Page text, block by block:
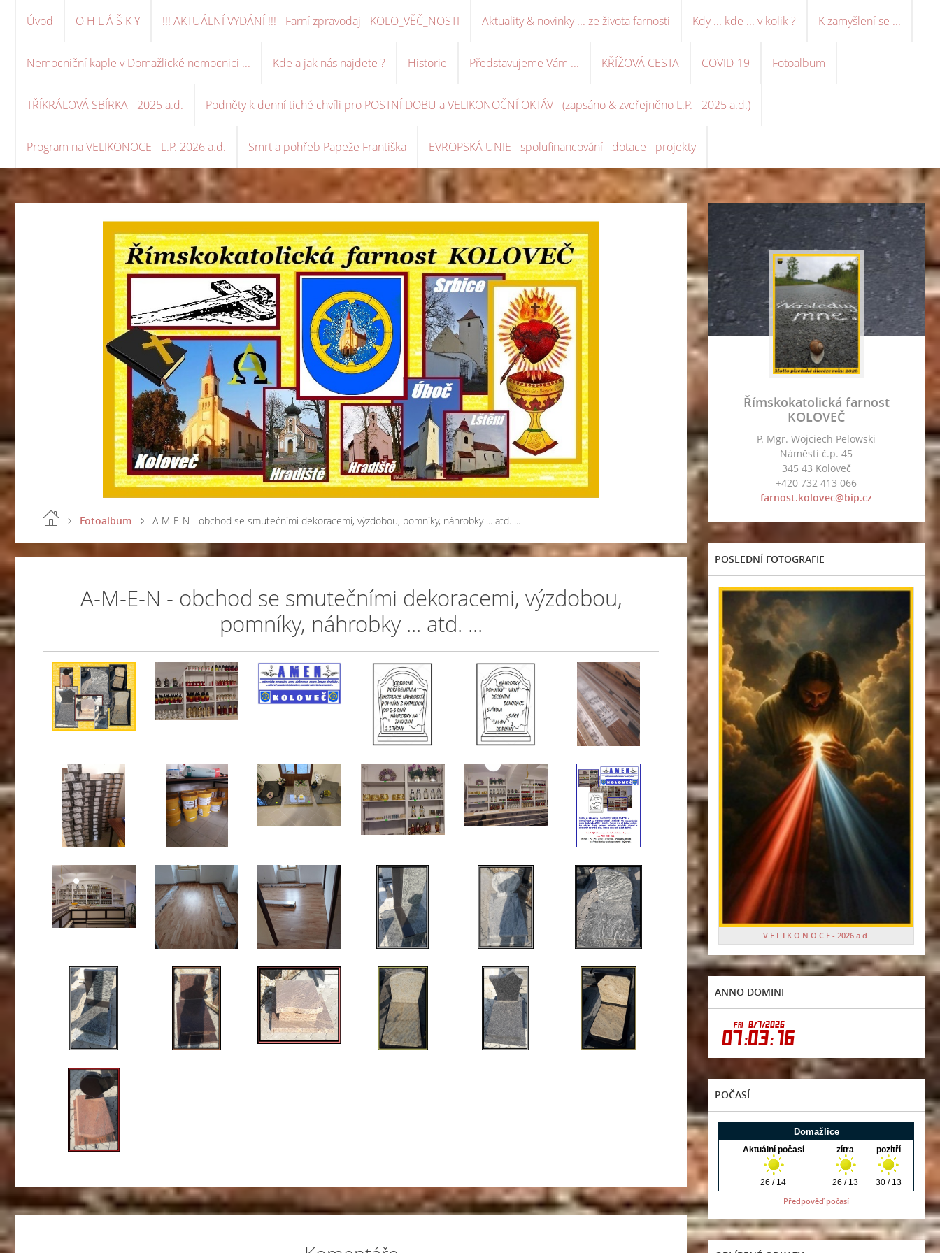
Úvod O H L Á Š K Y !!! AKTUÁLNÍ VYDÁNÍ !!! - Farní zpravodaj - KOLO_VĚČ_NOSTI Aktuality & novinky ... ze života farnosti Kdy ... kde ... v kolik ? K zamyšlení se ...
Nemocniční kaple v Domažlické nemocnici ... Kde a jak nás najdete ? Historie Představujeme Vám ... KŘÍŽOVÁ CESTA COVID-19 Fotoalbum
TŘÍKRÁLOVÁ SBÍRKA - 2025 a.d. Podněty k denní tiché chvíli pro POSTNÍ DOBU a VELIKONOČNÍ OKTÁV - (zapsáno & zveřejněno L.P. - 2025 a.d.)
Program na VELIKONOCE - L.P. 2026 a.d. Smrt a pohřeb Papeže Františka EVROPSKÁ UNIE - spolufinancování - dotace - projekty
Fotoalbum A-M-E-N - obchod se smutečními dekoracemi, výzdobou, pomníky, náhrobky ... atd. ...
A-M-E-N - obchod se smutečními dekoracemi, výzdobou,
pomníky, náhrobky ... atd. ...
Římskokatolická farnost
KOLOVEČ
P. Mgr. Wojciech Pelowski
Náměstí č.p. 45
345 43 Koloveč
+420 732 413 066
farnost.kolovec@bip.cz
POSLEDNÍ FOTOGRAFIE
V E L I K O N O C E - 2026 a.d.
ANNO DOMINI
POČASÍ
Předpověď počasí